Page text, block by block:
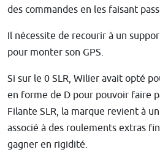
des commandes en les faisant
Il nécessite de recourir à un
pour monter son GPS.
Si sur le 0 SLR, Wilier avait opté
en forme de D pour pouvoir faire
Filante SLR, la marque revient à
associé à des roulements extras
gagner en rigidité.